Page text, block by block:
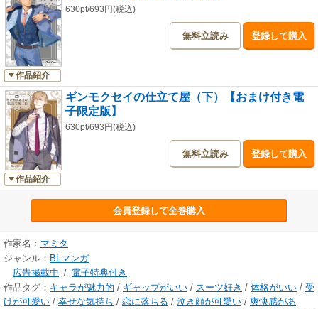
傲岸不遜な元メートル×自分に自信のない仕立て屋の、
スーツ×スーツのアダルトラブｖ
作品紹介
630pt/693円(税込)
無料立読み 登録して購入
作品紹介
ギンモクセイの仕立て屋（下）【おまけ付き電
子限定版】
630pt/693円(税込)
無料立読み 登録して購入
会員登録して全巻購入
作家名： マミタ
ジャンル： BLマンガ
広告掲載中 / 電子特典付き
作品タグ： キャラが魅力的 / ギャップがいい / スーツ好き / 体格がいい / 受
けが可愛い / 幸せな気持ち / 恋に落ちる / 泣き顔が可愛い / 爽快感があ